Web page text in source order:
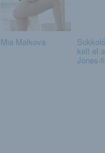
Mia Malkova
kelt el
Jones-